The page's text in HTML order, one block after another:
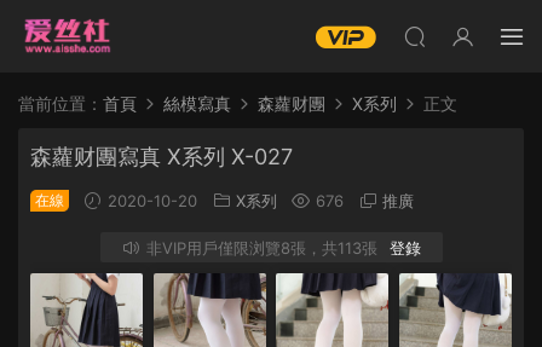
當前位置： 首頁 絲模寫真 森蘿财團 X系列 正文
森蘿财團寫真 X系列 X-027
在線 2020-10-20 X系列 676 推廣
非VIP用戶僅限浏覽8張，共113張 登錄